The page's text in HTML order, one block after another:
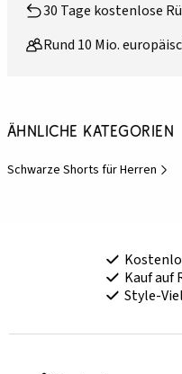
30 Tage kostenlose
Rund 10 Mio.
Ähnliche Kategorien
Schwarze Shorts für Herren
Kauf auf
Style-